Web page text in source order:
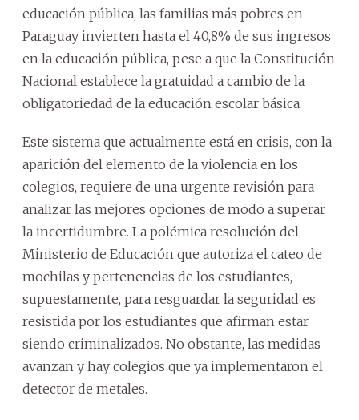
educación pública, las familias más pobres en
Paraguay invierten hasta el 40,8% de sus ingresos
en la educación pública, pese a que la Constitución
Nacional establece la gratuidad a cambio de la
obligatoriedad de la educación escolar básica.
Este sistema que actualmente está en crisis, con la
aparición del elemento de la violencia en los
colegios, requiere de una urgente revisión para
analizar las mejores opciones de modo a superar
la incertidumbre. La polémica resolución del
Ministerio de Educación que autoriza el cateo de
mochilas y pertenencias de los estudiantes,
supuestamente, para resguardar la seguridad es
resistida por los estudiantes que afirman estar
siendo criminalizados. No obstante, las medidas
avanzan y hay colegios que ya implementaron el
detector de metales.